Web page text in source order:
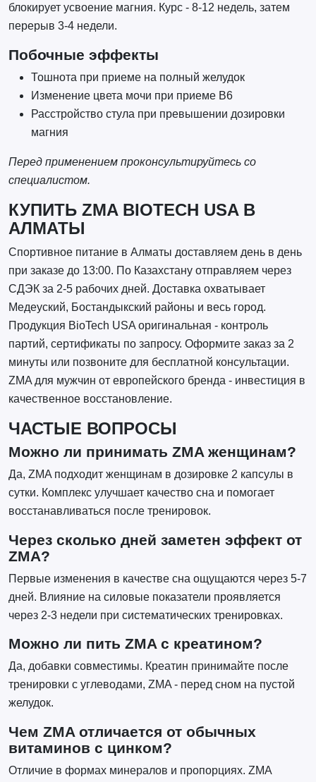
блокирует усвоение магния. Курс - 8-12 недель, затем
перерыв 3-4 недели.
Побочные эффекты
Тошнота при приеме на полный желудок
Изменение цвета мочи при приеме B6
Расстройство стула при превышении дозировки
магния
Перед применением проконсультируйтесь со
специалистом.
КУПИТЬ ZMA BIOTECH USA В
АЛМАТЫ
Спортивное питание в Алматы доставляем день в день
при заказе до 13:00. По Казахстану отправляем через
СДЭК за 2-5 рабочих дней. Доставка охватывает
Медеуский, Бостандыкский районы и весь город.
Продукция BioTech USA оригинальная - контроль
партий, сертификаты по запросу. Оформите заказ за 2
минуты или позвоните для бесплатной консультации.
ZMA для мужчин от европейского бренда - инвестиция в
качественное восстановление.
ЧАСТЫЕ ВОПРОСЫ
Можно ли принимать ZMA женщинам?
Да, ZMA подходит женщинам в дозировке 2 капсулы в
сутки. Комплекс улучшает качество сна и помогает
восстанавливаться после тренировок.
Через сколько дней заметен эффект от
ZMA?
Первые изменения в качестве сна ощущаются через 5-7
дней. Влияние на силовые показатели проявляется
через 2-3 недели при систематических тренировках.
Можно ли пить ZMA с креатином?
Да, добавки совместимы. Креатин принимайте после
тренировки с углеводами, ZMA - перед сном на пустой
желудок.
Чем ZMA отличается от обычных
витаминов с цинком?
Отличие в формах минералов и пропорциях. ZMA